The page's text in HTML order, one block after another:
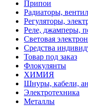
Припои
Радиаторы,
Регуляторы,
Реле, джамперы,
Световая
Средства
Товар под заказ
Флокулянты
ХИМИЯ
Шнуры, кабели,
Электротехника
Металлы